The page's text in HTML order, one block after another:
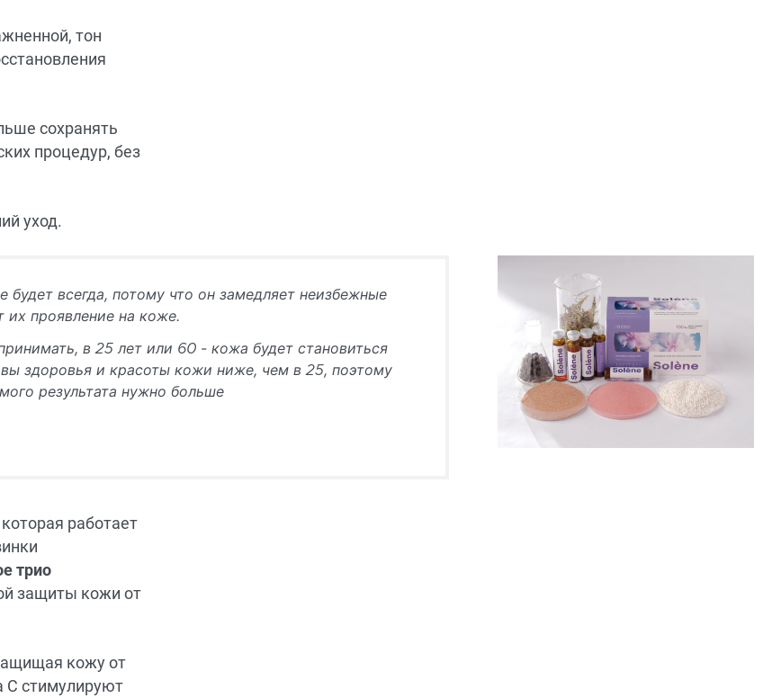
тон
сохранять
процедур, без
уход.
будет всегда, потому что он замедляет неизбежные
их проявление на коже.
в 25 лет или 60 - кожа будет становиться
здоровья и красоты кожи ниже, чем в 25, поэтому
результата нужно больше
работает
трио
защиты кожи от
кожу от
C стимулируют